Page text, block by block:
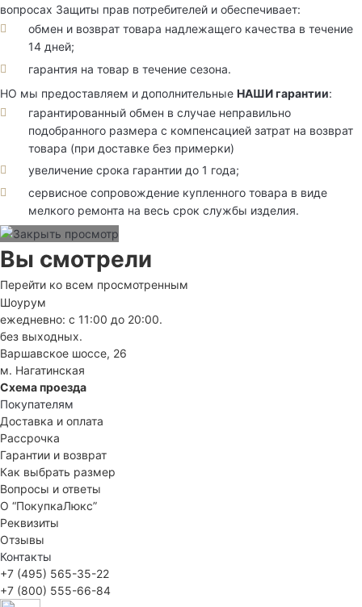
вопросах Защиты прав потребителей и обеспечивает:
обмен и возврат товара надлежащего качества в течение
14 дней;
гарантия на товар в течение сезона.
НО мы предоставляем и дополнительные НАШИ гарантии:
гарантированный обмен в случае неправильно
подобранного размера с компенсацией затрат на возврат
товара (при доставке без примерки)
увеличение срока гарантии до 1 года;
сервисное сопровождение купленного товара в виде
мелкого ремонта на весь срок службы изделия.
Вы смотрели
Перейти ко всем просмотренным
Шоурум
ежедневно: с 11:00 до 20:00.
без выходных.
Варшавское шоссе, 26
м. Нагатинская
Схема проезда
Покупателям
Доставка и оплата
Рассрочка
Гарантии и возврат
Как выбрать размер
Вопросы и ответы
О “ПокупкаЛюкс”
Реквизиты
Отзывы
Контакты
+7 (495) 565-35-22
+7 (800) 555-66-84